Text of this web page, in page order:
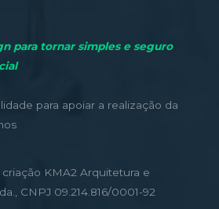
para tornar simples e seguro
para apoiar a realização da
KMA2 Arquitetura e
CNPJ 09.214.816/0001-92